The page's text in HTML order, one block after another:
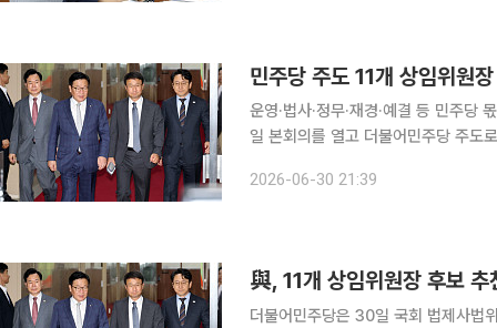
민주당 주도 11개 상임위원
운영·법사·정무·재경·예결 등 민주당 몫
일 본회의를 열고 더불어민주당 주도
교 의원이 선출됐다. 정무위원장은
2026-06-30 21:39
與, 11개 상임위원장 후보
더불어민주당은 30일 국회 법제사법